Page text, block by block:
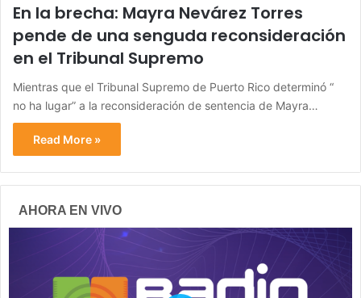
En la brecha: Mayra Nevárez Torres
pende de una senguda reconsideración
en el Tribunal Supremo
Mientras que el Tribunal Supremo de Puerto Rico determinó “
no ha lugar” a la reconsideración de sentencia de Mayra…
Read More »
AHORA EN VIVO